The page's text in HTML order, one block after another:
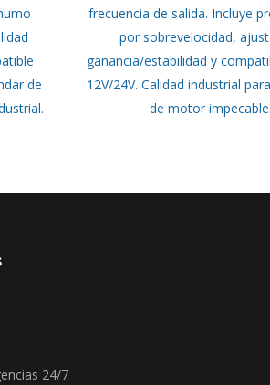
de
frecuencia de salida. Incluye
por sobrevelocidad,
ganancia/estabilidad y
12V/24V. Calidad industrial
de motor impecable.
24/7